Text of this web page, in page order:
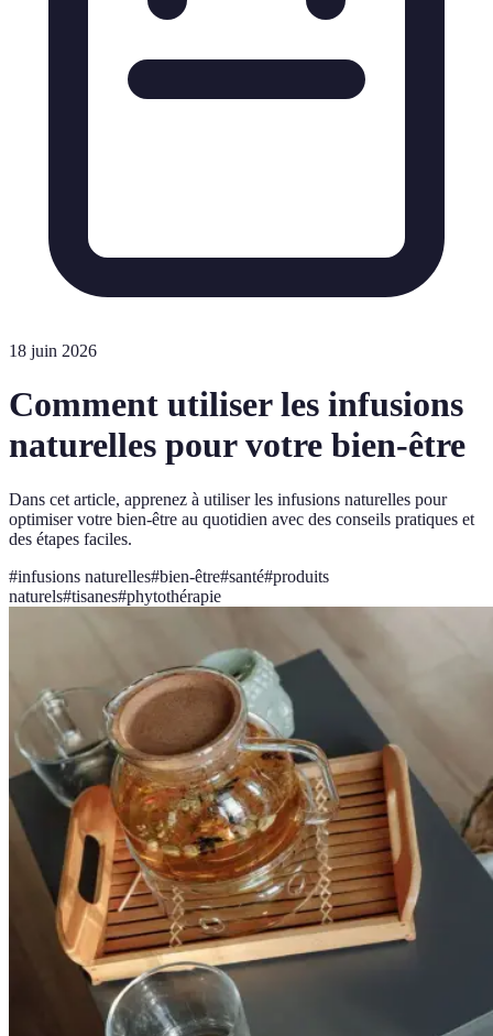
18 juin 2026
Comment utiliser les infusions
naturelles pour votre bien-être
Dans cet article, apprenez à utiliser les infusions naturelles pour
optimiser votre bien-être au quotidien avec des conseils pratiques et
des étapes faciles.
#infusions naturelles#bien-être#santé#produits
naturels#tisanes#phytothérapie